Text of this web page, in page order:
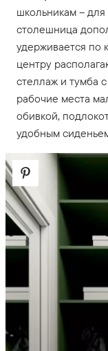
школьникам –
столешница
удерживается по
центру
стеллаж и тумба
рабочие места
обивкой,
удобным